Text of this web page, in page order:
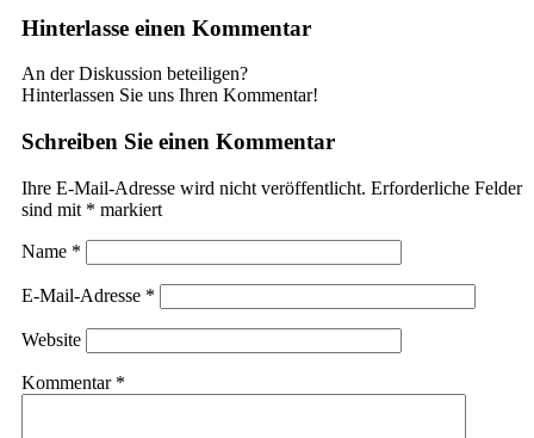
Hinterlasse einen Kommentar
An der Diskussion beteiligen?
Hinterlassen Sie uns Ihren Kommentar!
Schreiben Sie einen Kommentar
Ihre E-Mail-Adresse wird nicht veröffentlicht. Erforderliche Felder
sind mit * markiert
Name *
E-Mail-Adresse *
Website
Kommentar *